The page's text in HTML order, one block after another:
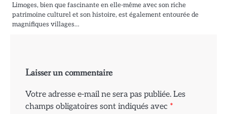
Limoges, bien que fascinante en elle-même avec son riche
patrimoine culturel et son histoire, est également entourée de
magnifiques villages…
Laisser un commentaire
Votre adresse e-mail ne sera pas publiée. Les
champs obligatoires sont indiqués avec *